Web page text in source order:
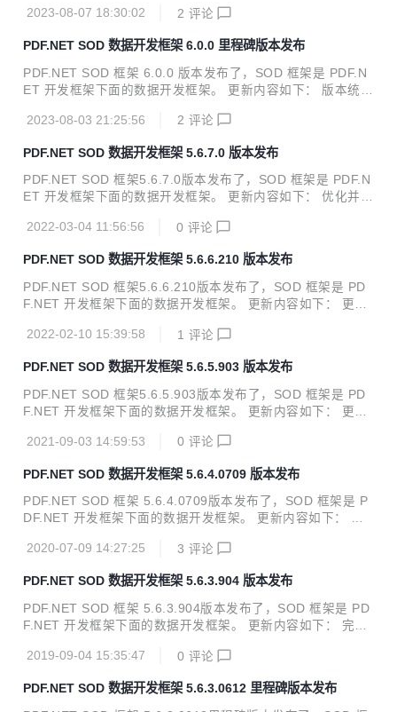
剪，确保系统的简洁及稳定； 对所有核心代码开源，文件格式
上版本 该版本为测试版本，正式环境还是首选6.x版本，6.x版
e：https://gitee.com/znlgis/sod github：https://github.co
m/znlgis/sod
2023-08-07 18:30:02 2 评论
PDF.NET SOD 数据开发框架 6.0.0 里程碑版本发布
PDF.NET SOD 框架 6.0.0 版本发布了，SOD 框架是 PDF.N
ET 开发框架下面的数据开发框架。 更新内容如下： 版本统一
动更新到最新版本 实现实体类共享元数据 源码及下载地址：
om/znlgis/sod
2023-08-03 21:25:56 2 评论
PDF.NET SOD 数据开发框架 5.6.7.0 版本发布
PDF.NET SOD 框架5.6.7.0版本发布了，SOD 框架是 PDF.N
ET 开发框架下面的数据开发框架。 更新内容如下： 优化并更
码及下载地址： gitee：https://gitee.com/znlgis/sod githu
2022-03-04 11:56:56 0 评论
PDF.NET SOD 数据开发框架 5.6.6.210 版本发布
PDF.NET SOD 框架5.6.6.210版本发布了，SOD 框架是 PD
F.NET 开发框架下面的数据开发框架。 更新内容如下： 更新
工具 源码及下载地址： gitee：https://gitee.com/znlgis/sod
2022-02-10 15:39:58 1 评论
PDF.NET SOD 数据开发框架 5.6.5.903 版本发布
PDF.NET SOD 框架5.6.5.903版本发布了，SOD 框架是 PD
F.NET 开发框架下面的数据开发框架。 更新内容如下： 更新
括号的问题 修正SQL分页的时候可能产生的一个小问题 源码
ttps://github.com/znlgis/sod
2021-09-03 14:59:53 0 评论
PDF.NET SOD 数据开发框架 5.6.4.0709 版本发布
PDF.NET SOD 框架 5.6.4.0709版本发布了，SOD 框架是 P
DF.NET 开发框架下面的数据开发框架。 更新内容如下： 支
云：https://gitee.com/znlgis/sod github：https://github.co
2020-07-09 14:27:25 3 评论
PDF.NET SOD 数据开发框架 5.6.3.904 版本发布
PDF.NET SOD 框架 5.6.3.904版本发布了，SOD 框架是 PD
F.NET 开发框架下面的数据开发框架。 更新内容如下： 完善
记录的WhereAll方法 新增数据同步示例 合并SOD MySQL驱
云：https://gitee.com/znlgis/sod github：https://github.co
2019-09-04 15:35:47 0 评论
PDF.NET SOD 数据开发框架 5.6.3.0612 里程碑版本发布